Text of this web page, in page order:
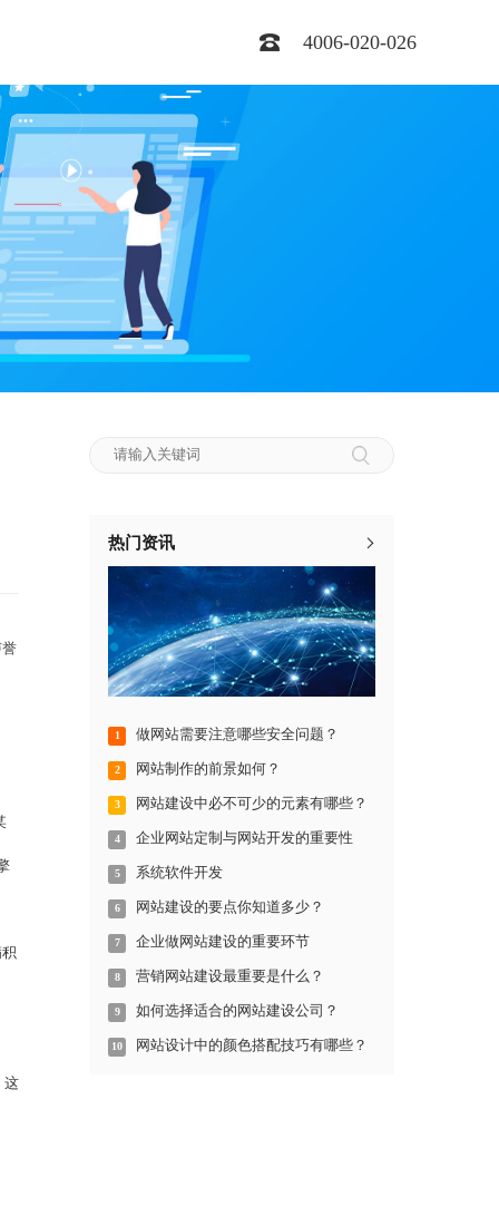
4006-020-026
这
热门资讯
1 做网站需要注意哪些安全问题？
2 网站制作的前景如何？
3 网站建设中必不可少的元素有哪些？
4 企业网站定制与网站开发的重要性
5 系统软件开发
6 网站建设的要点你知道多少？
7 企业做网站建设的重要环节
8 营销网站建设最重要是什么？
9 如何选择适合的网站建设公司？
10 网站设计中的颜色搭配技巧有哪些？